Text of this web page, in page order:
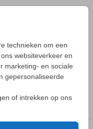
technieken om een
websiteverkeer en
marketing- en sociale
gepersonaliseerde
of intrekken op ons
de editor ook een
dit geboortekaartje.
een proefdruk.
formaten,
van